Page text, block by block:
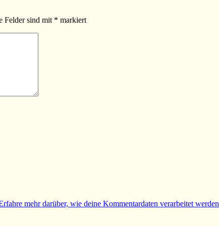
Felder sind mit * markiert
mehr darüber, wie deine Kommentardaten verarbeitet werden